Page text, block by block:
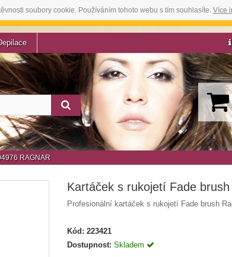
soubory cookie. Používáním tohoto webu s tím souhlasíte. Více
RAGNAR
Kartáček s rukojetí Fade
Profesionální kartáček s rukojetí Fade brush
Kód: 223421
Dostupnost: Skladem